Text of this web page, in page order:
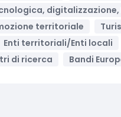
digitalizzazione,
territoriale
Enti territoriali/Enti locali
di ricerca
Bandi